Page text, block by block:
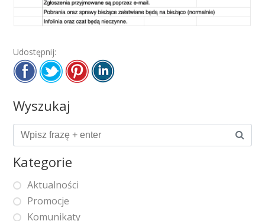
Udostępnij:
Wyszukaj
Kategorie
Aktualności
Promocje
Komunikaty